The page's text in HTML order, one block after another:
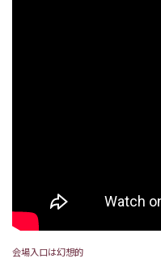
会場入口は幻想的